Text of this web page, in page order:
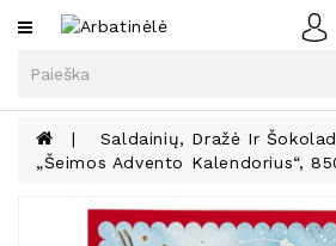
Kategorijos
Kava
Prieskoniai
Saldainių, Dražė Ir
„Šeimos Advento Kalendorius“,